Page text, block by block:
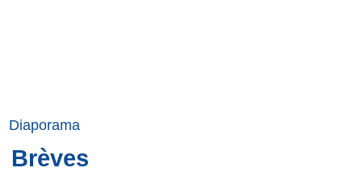
Diaporama
Brèves